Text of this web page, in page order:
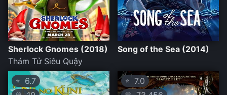
Sherlock Gnomes (2018)
Thám Tử Siêu Quậy
Song of the Sea (2014)
⭐ 6.7 ⭐ 7.0